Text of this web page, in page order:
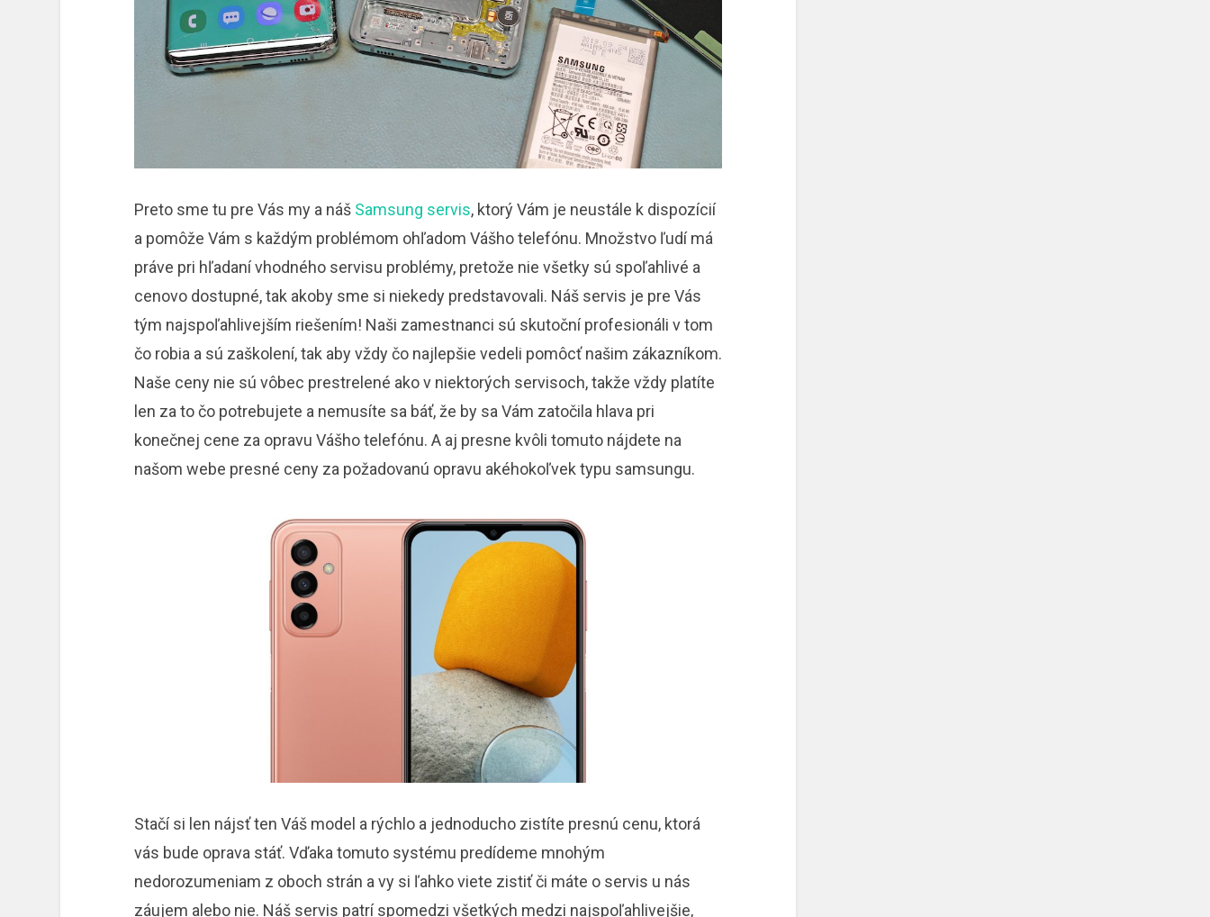
Preto sme tu pre Vás my a náš Samsung servis, ktorý Vám je neustále k dispozícií
a pomôže Vám s každým problémom ohľadom Vášho telefónu. Množstvo ľudí má
práve pri hľadaní vhodného servisu problémy, pretože nie všetky sú spoľahlivé a
cenovo dostupné, tak akoby sme si niekedy predstavovali. Náš servis je pre Vás
tým najspoľahlivejším riešením! Naši zamestnanci sú skutoční profesionáli v tom
čo robia a sú zaškolení, tak aby vždy čo najlepšie vedeli pomôcť našim zákazníkom.
Naše ceny nie sú vôbec prestrelené ako v niektorých servisoch, takže vždy platíte
len za to čo potrebujete a nemusíte sa báť, že by sa Vám zatočila hlava pri
konečnej cene za opravu Vášho telefónu. A aj presne kvôli tomuto nájdete na
našom webe presné ceny za požadovanú opravu akéhokoľvek typu samsungu.
Stačí si len nájsť ten Váš model a rýchlo a jednoducho zistíte presnú cenu, ktorá
vás bude oprava stáť. Vďaka tomuto systému predídeme mnohým
nedorozumeniam z oboch strán a vy si ľahko viete zistiť či máte o servis u nás
záujem alebo nie. Náš servis patrí spomedzi všetkých medzi najspoľahlivejšie,